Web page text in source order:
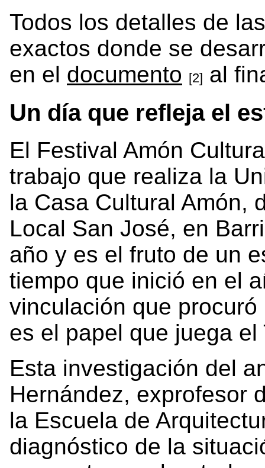
Todos los detalles de
exactos donde se
en el documento [2] al
Un día que refleja el
El Festival Amón
trabajo que realiza la
la Casa Cultural Amón,
Local San José, en
año y es el fruto de un
tiempo que inició en el
vinculación que
es el papel que juega
Esta investigación del
Hernández, exprofesor
la Escuela de
diagnóstico de la